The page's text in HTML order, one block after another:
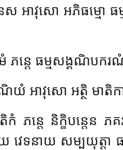
ស អាវុសោ អភិធម្មោ ធ
ភន្តេ ធម្មសង្គណិបក
យំ អាវុសោ អត្ថិ មាតិក
ភន្តេ និក្ខិបន្តេន ភ
វេទនាយ សម្បយុត្តា